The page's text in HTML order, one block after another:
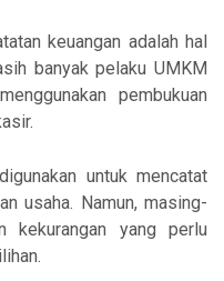
keuangan adalah hal
banyak pelaku UMKM
pembukuan
untuk mencatat
usaha. Namun, masing-
kekurangan yang perlu